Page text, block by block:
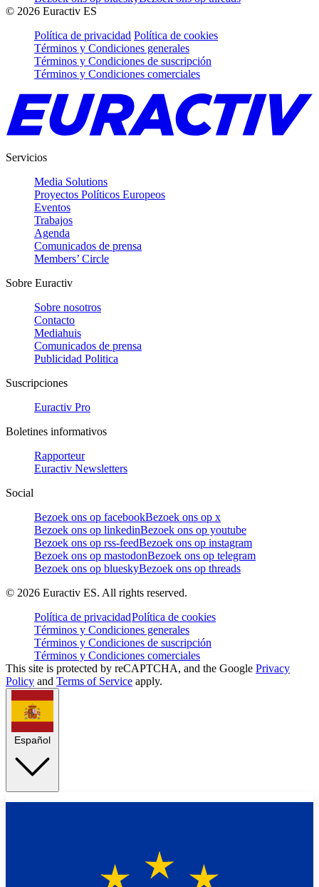
© 2026 Euractiv ES
Política de privacidad Política de cookies
Términos y Condiciones generales
Términos y Condiciones de suscripción
Términos y Condiciones comerciales
Servicios
Media Solutions
Proyectos Políticos Europeos
Eventos
Trabajos
Agenda
Comunicados de prensa
Members’ Circle
Sobre Euractiv
Sobre nosotros
Contacto
Mediahuis
Comunicados de prensa
Publicidad Politica
Suscripciones
Euractiv Pro
Boletines informativos
Rapporteur
Euractiv Newsletters
Social
Bezoek ons op facebookBezoek ons op x
Bezoek ons op linkedinBezoek ons op youtube
Bezoek ons op rss-feedBezoek ons op instagram
Bezoek ons op mastodonBezoek ons op telegram
Bezoek ons op blueskyBezoek ons op threads
© 2026 Euractiv ES. All rights reserved.
Política de privacidadPolítica de cookies
Términos y Condiciones generales
Términos y Condiciones de suscripción
Términos y Condiciones comerciales
This site is protected by reCAPTCHA, and the Google Privacy
Policy and Terms of Service apply.
Español